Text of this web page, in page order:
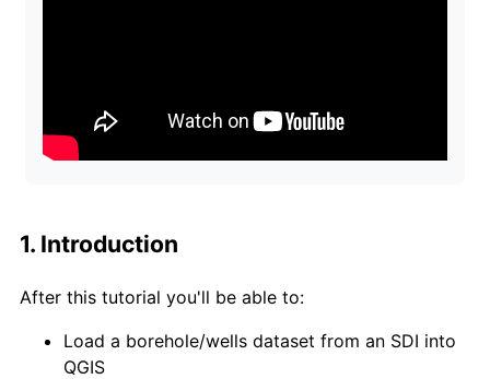
1. Introduction
After this tutorial you'll be able to:
Load a borehole/wells dataset from an SDI into
QGIS